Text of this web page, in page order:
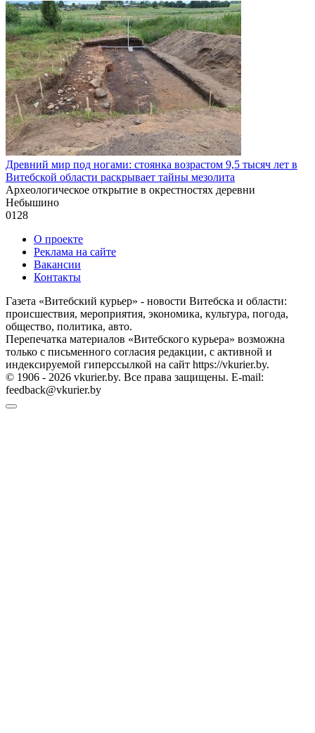
Древний мир под ногами: стоянка возрастом 9,5 тысяч лет в
Витебской области раскрывает тайны мезолита
Археологическое открытие в окрестностях деревни
Небышино
0128
О проекте
Реклама на сайте
Вакансии
Контакты
Газета «Витебский курьер» - новости Витебска и области:
происшествия, мероприятия, экономика, культура, погода,
общество, политика, авто.
Перепечатка материалов «Витебского курьера» возможна
только с письменного согласия редакции, с активной и
индексируемой гиперссылкой на сайт https://vkurier.by.
© 1906 - 2026 vkurier.by. Все права защищены. E-mail:
feedback@vkurier.by